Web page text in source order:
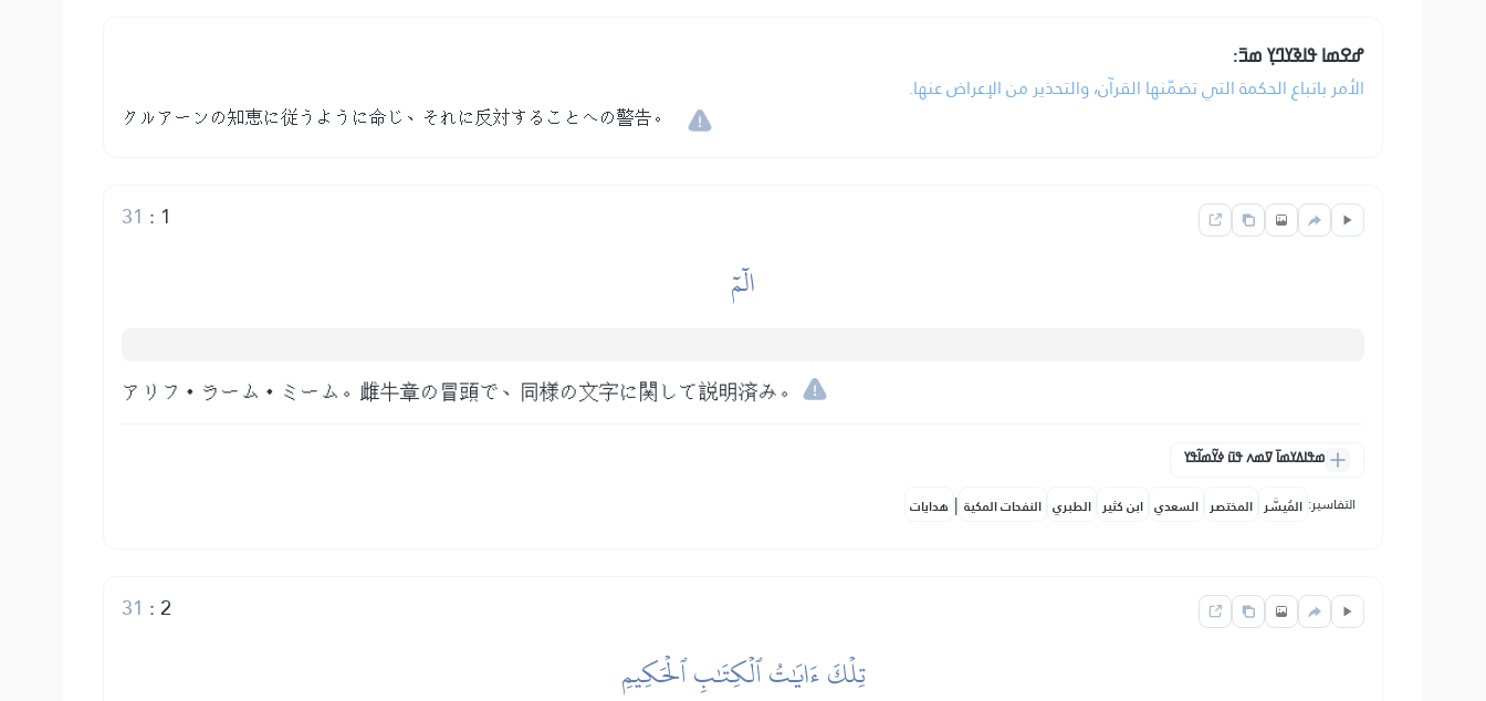
ߝߐߘߊ ߟߊߢߌߣߌ߲ ߘߏ߫:
الأمر باتباع الحكمة التي تضمّنها القرآن، والتحذير من الإعراض عنها.
クルアーンの知恵に従うように命じ、それに反対することへの警告。
1
:
31
الٓمٓ
アリフ・ラーム・ミーム。雌牛章の冒頭で、同様の文字に関して説明済み。
ߘߟߊߡߌߘߊ߫ ߜߘߍ ߟߎ߫ ߦߌ߬ߘߊ߬ߟߌ
التفاسير: المُيسَّر المختصر السعدي ابن كثير الطبري النفحات المكية | هدايات
2
:
31
تِلۡكَ ءَايَٰتُ ٱلۡكِتَٰبِ ٱلۡحَكِيمِ